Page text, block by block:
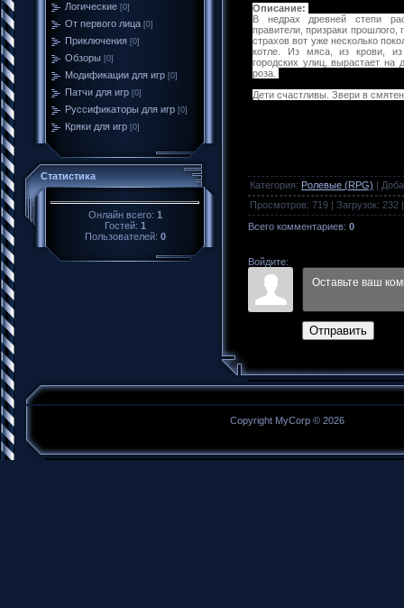
Логические [0]
От первого лица [0]
Приключения [0]
Обзоры [0]
Модификации для игр [0]
Патчи для игр [0]
Руссификаторы для игр [0]
Кряки для игр [0]
Статистика
Онлайн всего: 1
Гостей: 1
Пользователей: 0
Описание:
В недрах древней степи
правители, призраки
страхов вот уже несколько
котле. Из мяса, из крови,
городских улиц, вырастает на
роза.
Дети счастливы. Звери в
Категория: Ролевые (RPG) |
Просмотров: 719 | Загрузок: 232
Всего комментариев: 0
Войдите:
Отправить
Copyright MyCorp © 2026